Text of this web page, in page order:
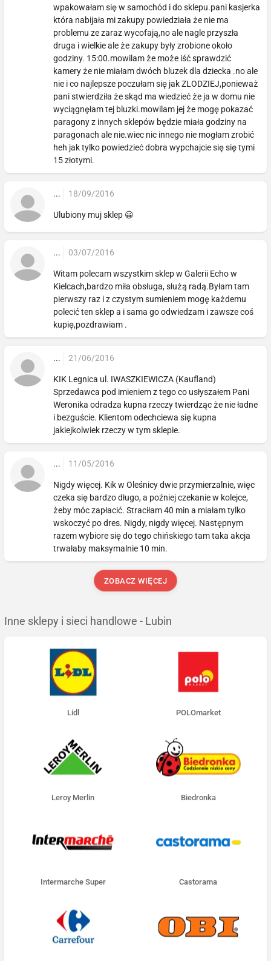
wpakowałam się w samochód i do sklepu.pani kasjerka
która nabijała mi zakupy powiedziała że nie ma
problemu ze zaraz wycofają,no ale nagle przyszła
druga i wielkie ale że zakupy były zrobione około
godziny. 15:00.mowilam że może iść sprawdzić
kamery że nie miałam dwóch bluzek dla dziecka .no ale
nie i co najlepsze poczułam się jak ZLODZIEJ,ponieważ
pani stwierdziła że skąd ma wiedzieć że ja w domu nie
wyciągnęłam tej bluzki.mowilam jej że mogę pokazać
paragony z innych sklepów będzie miała godziny na
paragonach ale nie.wiec nic innego nie mogłam zrobić
heh jak tylko powiedzieć dobra wypchajcie się się tymi
15 złotymi.
... 18/09/2016
Ulubiony muj sklep 😀
... 03/07/2016
Witam polecam wszystkim sklep w Galerii Echo w
Kielcach,bardzo miła obsługa, służą radą.Byłam tam
pierwszy raz i z czystym sumieniem mogę każdemu
polecić ten sklep a i sama go odwiedzam i zawsze coś
kupię,pozdrawiam .
... 21/06/2016
KIK Legnica ul. IWASZKIEWICZA (Kaufland)
Sprzedawca pod imieniem z tego co usłyszałem Pani
Weronika odradza kupna rzeczy twierdząc że nie ładne
i bezguście. Klientom odechciewa się kupna
jakiejkolwiek rzeczy w tym sklepie.
... 11/05/2016
Nigdy więcej. Kik w Oleśnicy dwie przymierzalnie, więc
czeka się bardzo długo, a poźniej czekanie w kolejce,
żeby móc zapłacić. Straciłam 40 min a miałam tylko
wskoczyć po dres. Nigdy, nigdy więcej. Następnym
razem wybiore się do tego chińskiego tam taka akcja
trwałaby maksymalnie 10 min.
ZOBACZ WIĘCEJ
Inne sklepy i sieci handlowe - Lubin
Lidl POLOmarket
Leroy Merlin Biedronka
Intermarche Super Castorama